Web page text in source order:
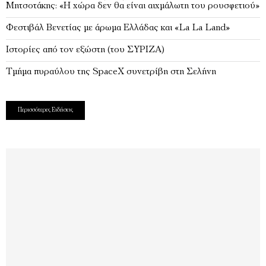
Μητσοτάκης: «Η χώρα δεν θα είναι αιχμάλωτη του ρουσφετιού»
Φεστιβάλ Βενετίας με άρωμα Ελλάδας και «La La Land»
Ιστορίες από τον εξώστη (του ΣΥΡΙΖΑ)
Τμήμα πυραύλου της SpaceX συνετρίβη στη Σελήνη
Περισσότερες Ειδήσεις